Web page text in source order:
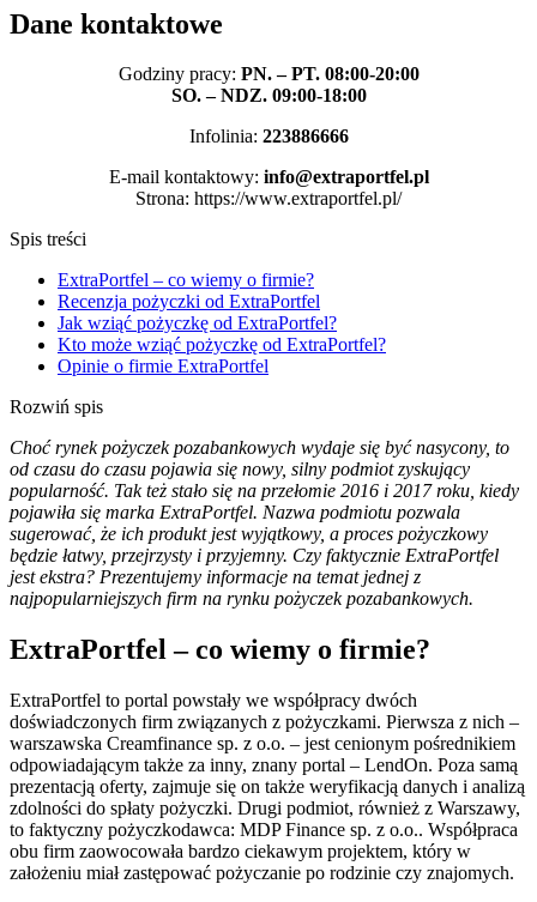
Dane kontaktowe
Godziny pracy: PN. – PT. 08:00-20:00
SO. – NDZ. 09:00-18:00
Infolinia: 223886666
E-mail kontaktowy: info@extraportfel.pl
Strona: https://www.extraportfel.pl/
Spis treści
ExtraPortfel – co wiemy o firmie?
Recenzja pożyczki od ExtraPortfel
Jak wziąć pożyczkę od ExtraPortfel?
Kto może wziąć pożyczkę od ExtraPortfel?
Opinie o firmie ExtraPortfel
Rozwiń spis
Choć rynek pożyczek pozabankowych wydaje się być nasycony, to
od czasu do czasu pojawia się nowy, silny podmiot zyskujący
popularność. Tak też stało się na przełomie 2016 i 2017 roku, kiedy
pojawiła się marka ExtraPortfel. Nazwa podmiotu pozwala
sugerować, że ich produkt jest wyjątkowy, a proces pożyczkowy
będzie łatwy, przejrzysty i przyjemny. Czy faktycznie ExtraPortfel
jest ekstra? Prezentujemy informacje na temat jednej z
najpopularniejszych firm na rynku pożyczek pozabankowych.
ExtraPortfel – co wiemy o firmie?
ExtraPortfel to portal powstały we współpracy dwóch
doświadczonych firm związanych z pożyczkami. Pierwsza z nich –
warszawska Creamfinance sp. z o.o. – jest cenionym pośrednikiem
odpowiadającym także za inny, znany portal – LendOn. Poza samą
prezentacją oferty, zajmuje się on także weryfikacją danych i analizą
zdolności do spłaty pożyczki. Drugi podmiot, również z Warszawy,
to faktyczny pożyczkodawca: MDP Finance sp. z o.o.. Współpraca
obu firm zaowocowała bardzo ciekawym projektem, który w
założeniu miał zastępować pożyczanie po rodzinie czy znajomych.